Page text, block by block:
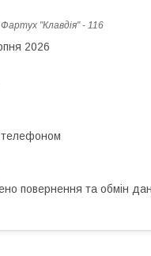
Фартух "Клавдія" - 116
2026
телефоном
повернення та обмін